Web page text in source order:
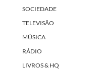
SOCIEDADE
TELEVISÃO
MÚSICA
RÁDIO
LIVROS & HQ